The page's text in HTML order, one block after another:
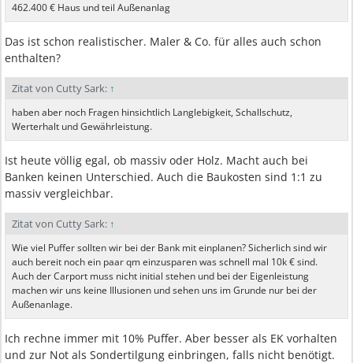
462.400 € Haus und teil Außenanlag
Das ist schon realistischer. Maler & Co. für alles auch schon
enthalten?
Zitat von Cutty Sark: ↑
haben aber noch Fragen hinsichtlich Langlebigkeit, Schallschutz,
Werterhalt und Gewährleistung.
Ist heute völlig egal, ob massiv oder Holz. Macht auch bei
Banken keinen Unterschied. Auch die Baukosten sind 1:1 zu
massiv vergleichbar.
Zitat von Cutty Sark: ↑
Wie viel Puffer sollten wir bei der Bank mit einplanen? Sicherlich sind wir
auch bereit noch ein paar qm einzusparen was schnell mal 10k € sind.
Auch der Carport muss nicht initial stehen und bei der Eigenleistung
machen wir uns keine Illusionen und sehen uns im Grunde nur bei der
Außenanlage.
Ich rechne immer mit 10% Puffer. Aber besser als EK vorhalten
und zur Not als Sondertilgung einbringen, falls nicht benötigt.